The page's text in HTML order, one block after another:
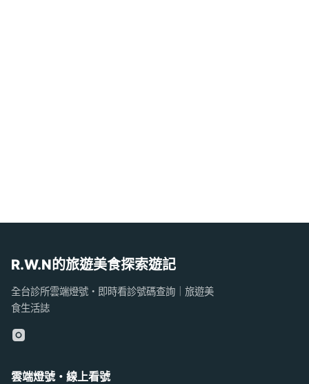
R.W.N的旅遊美食探索遊記
全台診所雲端燈號・即時看診號碼查詢｜旅遊美
食生活誌
雲端燈號・線上看號